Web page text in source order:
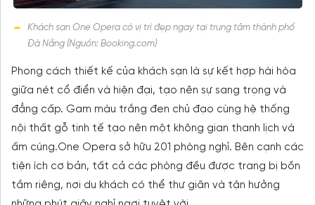
Khách sạn One Opera có vị trí đẹp ngay tại trung tâm thành phố
Đà Nẵng (Nguồn: Booking.com)
Phong cách thiết kế của khách sạn là sự kết hợp hài hòa
giữa nét cổ điển và hiện đại, tạo nên sự sang trọng và
đẳng cấp. Gam màu trắng đen chủ đạo cùng hệ thống
nội thất gỗ tinh tế tạo nên một không gian thanh lịch và
ấm cúng.One Opera sở hữu 201 phòng nghỉ. Bên cạnh các
tiện ích cơ bản, tất cả các phòng đều được trang bị bồn
tắm riêng, nơi du khách có thể thư giãn và tận hưởng